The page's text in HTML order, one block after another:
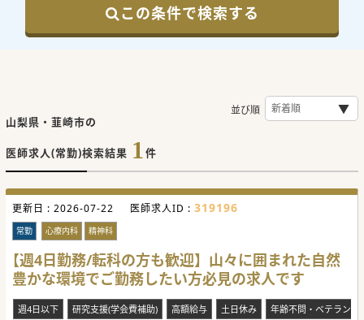
この条件で検索する
山梨県・韮崎市の
医師求人(常勤)検索結果 1件
並び順
更新日 : 2026-07-22 医師求人ID : 319196
常勤 心療内科 精神科
【週4日勤務/転科の方も歓迎】山々に囲まれた自然
豊かな環境でご勤務したい方必見の求人です
週4日以下 研究支援(学会費補助) 高額給与 土日休み 年齢不問・ベテラン歓